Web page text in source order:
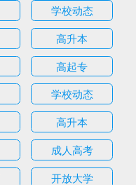
学校动态
高升本
高起专
学校动态
高升本
成人高考
开放大学